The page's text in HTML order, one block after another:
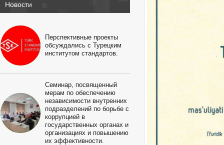
Новости
Перспективные проекты
обсуждались с Турецким
институтом стандартов.
Семинар, посвященный
мерам по обеспечению
независимости внутренних
подразделений по борьбе с
коррупцией в
государственных органах и
организациях и повышению
их эффективности.